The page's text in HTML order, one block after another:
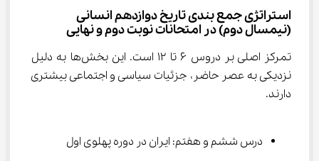
استراتژی جمع بندی تاریخ دوازدهم انسانی
(نیمسال دوم) در امتحانات نوبت دوم و نهایی
تمرکز اصلی بر دروس ۶ تا ۱۲ است. این بخش‌ها به دلیل
نزدیکی به عصر حاضر، جزئیات سیاسی و اجتماعی بیشتری
دارند.
درس ششم و هفتم: ایران در دوره پهلوی اول